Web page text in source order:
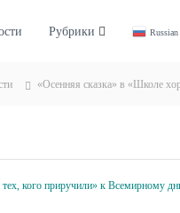
Рубрики Russian
«Осенняя сказка» в «Школе
кого приручили» к Всемирному